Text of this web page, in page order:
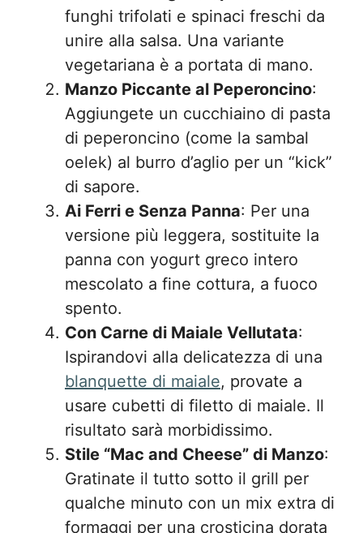
funghi trifolati e spinaci freschi da
unire alla salsa. Una variante
vegetariana è a portata di mano.
Manzo Piccante al Peperoncino:
Aggiungete un cucchiaino di pasta
di peperoncino (come la sambal
oelek) al burro d’aglio per un “kick”
di sapore.
Ai Ferri e Senza Panna: Per una
versione più leggera, sostituite la
panna con yogurt greco intero
mescolato a fine cottura, a fuoco
spento.
Con Carne di Maiale Vellutata:
Ispirandovi alla delicatezza di una
blanquette di maiale, provate a
usare cubetti di filetto di maiale. Il
risultato sarà morbidissimo.
Stile “Mac and Cheese” di Manzo:
Gratinate il tutto sotto il grill per
qualche minuto con un mix extra di
formaggi per una crosticina dorata